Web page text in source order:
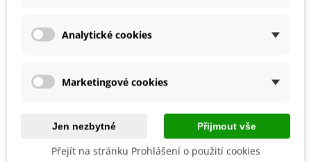
Možnosti Pěstování
V nádobě
Výrobce
Dvouletky
Nehybridní
Analytické cookies
Marketingové cookies
Jen nezbytné Přijmout vše
Přejít na stránku Prohlášení o použití cookies